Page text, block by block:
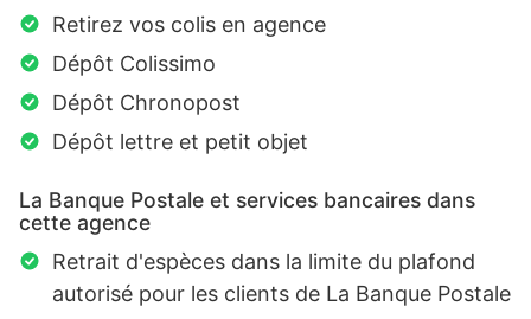
Retirez vos colis en agence
Dépôt Colissimo
Dépôt Chronopost
Dépôt lettre et petit objet
La Banque Postale et services bancaires dans
cette agence
Retrait d'espèces dans la limite du plafond
autorisé pour les clients de La Banque Postale